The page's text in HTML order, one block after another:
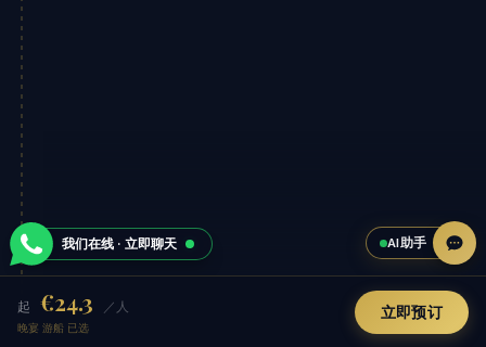
起 €24.3 ／人
晚宴 游船 已选
立即预订
我们在线 · 立即聊天 AI助手